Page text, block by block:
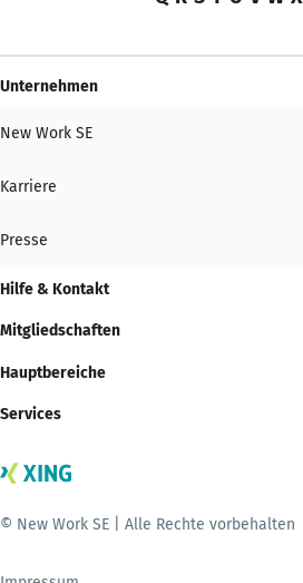
Unternehmen
New Work SE
Karriere
Presse
Hilfe & Kontakt
Mitgliedschaften
Hauptbereiche
Services
© New Work SE | Alle Rechte vorbehalten